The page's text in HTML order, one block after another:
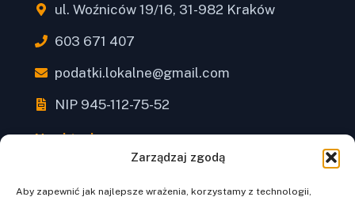
Zarządzaj zgodą
Aby zapewnić jak najlepsze wrażenia, korzystamy z technologii,
ul. Woźniców 19/16, 31-982 Kraków
603 671 407
podatki.lokalne@gmail.com
NIP 945-112-75-52
Nawigacja
Strona główna
Warsztaty online